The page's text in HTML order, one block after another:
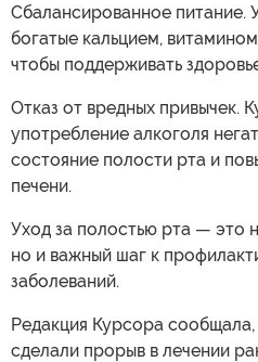
Сбалансированное питание.
богатые кальцием,
чтобы поддерживать
Отказ от вредных привычек.
употребление алкоголя
состояние полости рта и
печени.
Уход за полостью рта — это
но и важный шаг к
заболеваний.
Редакция Курсора сообщала,
сделали прорыв в лечении